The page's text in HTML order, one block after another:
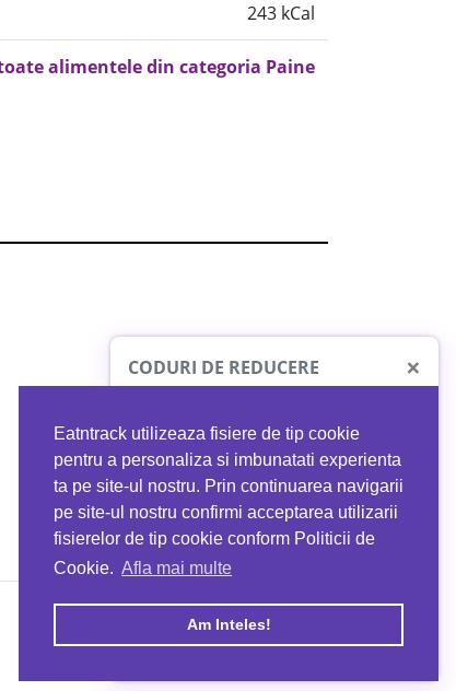
Eatntrack utilizeaza fisiere de tip cookie
pentru a personaliza si imbunatati experienta
ta pe site-ul nostru. Prin continuarea navigarii
pe site-ul nostru confirmi acceptarea utilizarii
fisierelor de tip cookie conform Politicii de
Cookie. Afla mai multe
Am Inteles!
243 kCal
alimentele din categoria Paine
CODURI DE REDUCERE ×
comandă
MYPROTEIN
Ai40%reducere la orice comandă
folosind codul EATTRACK